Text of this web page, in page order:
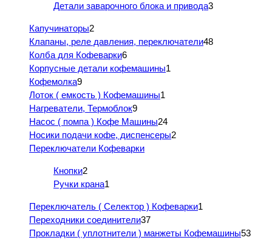
Детали заварочного блока и привода3
Капучинаторы2
Клапаны, реле давления, переключатели48
Колба для Кофеварки6
Корпусные детали кофемашины1
Кофемолка9
Лоток ( емкость ) Кофемашины1
Нагреватели, Термоблок9
Насос ( помпа ) Кофе Машины24
Носики подачи кофе, диспенсеры2
Переключатели Кофеварки
Кнопки2
Ручки крана1
Переключатель ( Селектор ) Кофеварки1
Переходники соединители37
Прокладки ( уплотнители ) манжеты Кофемашины53